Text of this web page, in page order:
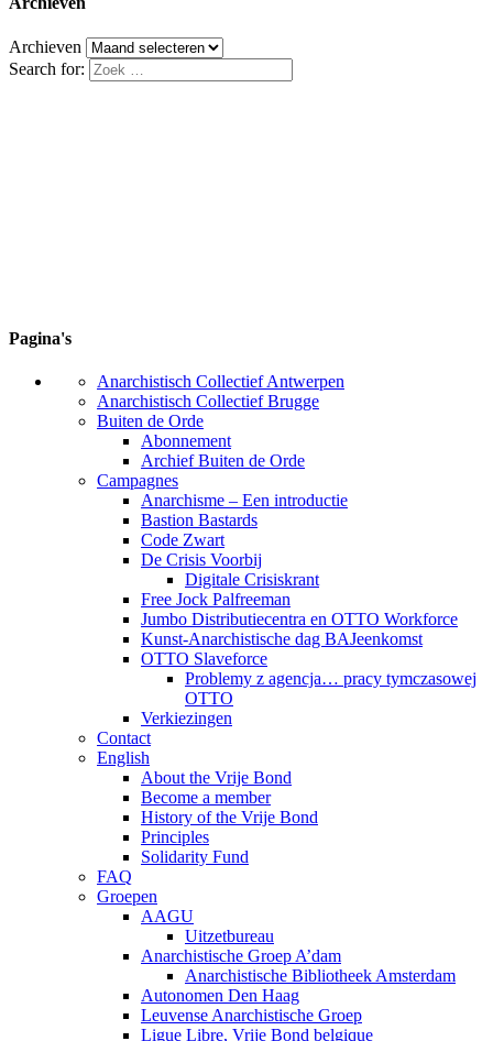
Archieven
Search for:
Pagina's
Anarchistisch Collectief Antwerpen
Anarchistisch Collectief Brugge
Buiten de Orde
Abonnement
Archief Buiten de Orde
Campagnes
Anarchisme – Een introductie
Bastion Bastards
Code Zwart
De Crisis Voorbij
Digitale Crisiskrant
Free Jock Palfreeman
Jumbo Distributiecentra en OTTO Workforce
Kunst-Anarchistische dag BAJeenkomst
OTTO Slaveforce
Problemy z agencja… pracy tymczasowej
OTTO
Verkiezingen
Contact
English
About the Vrije Bond
Become a member
History of the Vrije Bond
Principles
Solidarity Fund
FAQ
Groepen
AAGU
Uitzetbureau
Anarchistische Groep A’dam
Anarchistische Bibliotheek Amsterdam
Autonomen Den Haag
Leuvense Anarchistische Groep
Ligue Libre, Vrije Bond belgique